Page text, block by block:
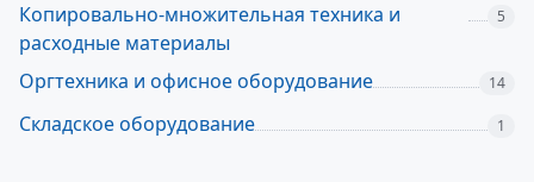
Копировально-множительная техника и
расходные материалы
5
Оргтехника и офисное оборудование 14
Складское оборудование 1